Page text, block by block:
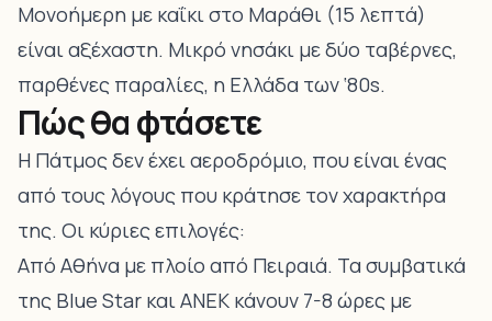
Μονοήμερη με καΐκι στο Μαράθι (15 λεπτά)
είναι αξέχαστη. Μικρό νησάκι με δύο ταβέρνες,
παρθένες παραλίες, η Ελλάδα των ‘80s.
Πώς θα φτάσετε
Η Πάτμος δεν έχει αεροδρόμιο, που είναι ένας
από τους λόγους που κράτησε τον χαρακτήρα
της. Οι κύριες επιλογές:
Από Αθήνα με πλοίο από Πειραιά. Τα συμβατικά
της Blue Star και ANEK κάνουν 7-8 ώρες με